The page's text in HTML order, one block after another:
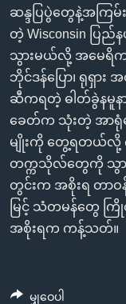
ကျော်
ကြည့်
ရန်
ရှာဖွေ
ရန်
နေရာ
သို့
ကျော်
ရန်
ဘာသာစကားများ
ဆန္ဒပြပွဲတွေနဲ့အကြ
တဲ့ Wisconsin ပြည်
သွားမယ်လို့ အမေရိက
ဘိုင်ဒန်‌ပြော၊ ရုရှား
ဆီကရတဲ့ ဓါတ်ခွဲနမူန
ခေတ်က သုံးတဲ့ အာရုံ
မျိုးကို တွေ့ရတယ်လို့
တက္ကသိုလ်တွေကို သွာ
တွင်းက အစိုးရ တာ
မြင့် သံတမန်တွေ က
အစိုးရက ကန့်သတ်။
မျှဝေပါ